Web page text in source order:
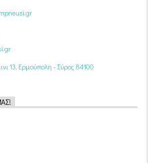
13, Ερμούπολη - Σύρος 84100